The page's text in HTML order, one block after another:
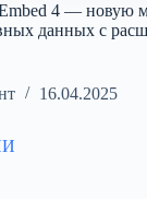
4 — новую
данных с
16.04.2025